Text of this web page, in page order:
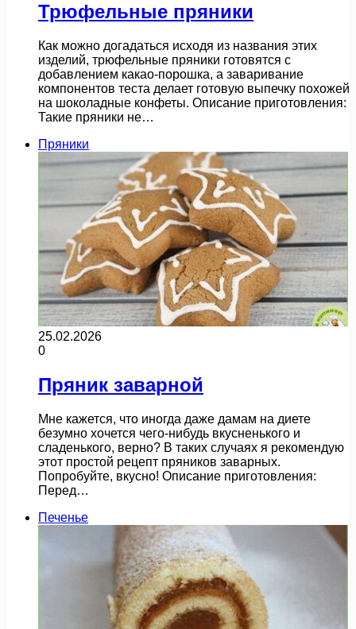
Трюфельные пряники
Как можно догадаться исходя из названия этих
изделий, трюфельные пряники готовятся с
добавлением какао-порошка, а заваривание
компонентов теста делает готовую выпечку похожей
на шоколадные конфеты. Описание приготовления:
Такие пряники не…
Пряники
25.02.2026
0
Пряник заварной
Мне кажется, что иногда даже дамам на диете
безумно хочется чего-нибудь вкусненького и
сладенького, верно? В таких случаях я рекомендую
этот простой рецепт пряников заварных.
Попробуйте, вкусно! Описание приготовления:
Перед…
Печенье